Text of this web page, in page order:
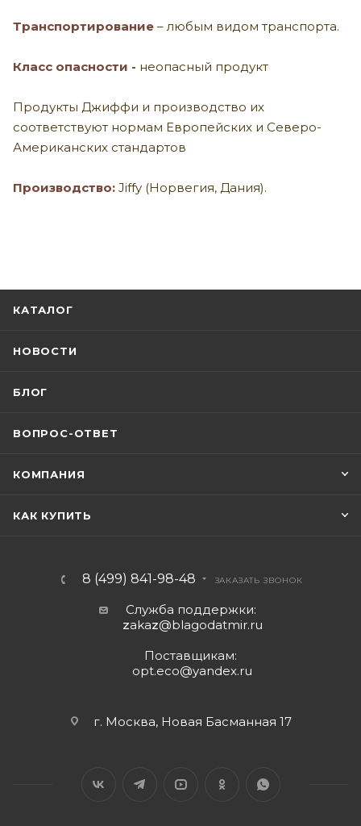
Транспортирование – любым видом транспорта.
Класс опасности - неопасный продукт
Продукты Джиффи и производство их
соответствуют нормам Европейских и Северо-
Американских стандартов
Производство: Jiffy (Норвегия, Дания).
КАТАЛОГ
НОВОСТИ
БЛОГ
ВОПРОС-ОТВЕТ
КОМПАНИЯ
КАК КУПИТЬ
8 (499) 841-98-48 ЗАКАЗАТЬ ЗВОНОК
Служба поддержки:
zakaz@blagodatmir.ru
Поставщикам:
opt.eco@yandex.ru
г. Москва, Новая Басманная 17